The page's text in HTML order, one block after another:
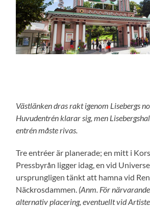
Västlänken dras rakt igenom Lisebergs
Huvudentrén klarar sig, men
entrén måste rivas.
Tre entréer är planerade; en mitt i
Pressbyrån ligger idag, en vid
ursprungligen tänkt att hamna vid
Näckrosdammen. (Anm. För
alternativ placering, eventuellt vid